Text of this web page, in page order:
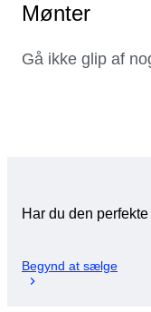
Mønter
Gå ikke glip af
Har du den
Begynd at sælge